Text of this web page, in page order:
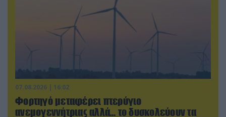
07.08.2026 | 16:02
Φορτηγό μεταφέρει πτερύγιο
ανεμογεννήτριας αλλά… το δυσκολεύουν τα